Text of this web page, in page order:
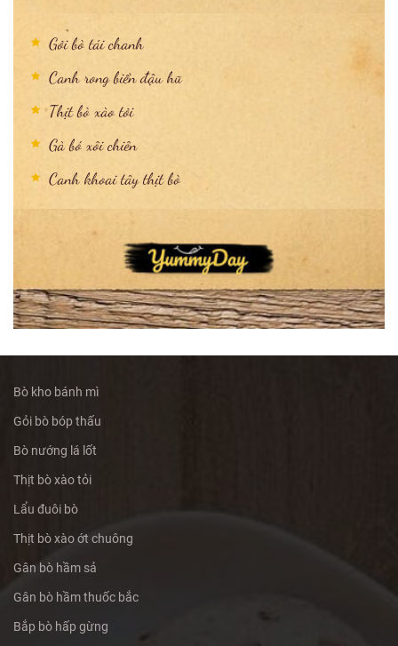
Gỏi bò tái chanh
Canh rong biển đậu hũ
Thịt bò xào tỏi
Gà bó xôi chiên
Canh khoai tây thịt bò
Bò kho bánh mì
Gỏi bò bóp thấu
Bò nướng lá lốt
Thịt bò xào tỏi
Lẩu đuôi bò
Thịt bò xào ớt chuông
Gân bò hầm sả
Gân bò hầm thuốc bắc
Bắp bò hấp gừng